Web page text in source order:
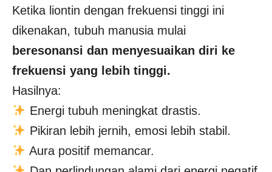
Ketika liontin dengan frekuensi tinggi ini
dikenakan, tubuh manusia mulai
beresonansi dan menyesuaikan diri ke
frekuensi yang lebih tinggi.
Hasilnya:
Energi tubuh meningkat drastis.
Pikiran lebih jernih, emosi lebih stabil.
Aura positif memancar.